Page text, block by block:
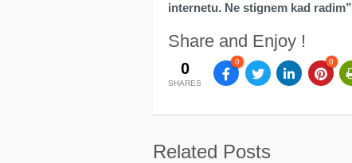
internetu. Ne stignem kad radim”
Share and Enjoy !
0
SHARES
0 0
Related Posts